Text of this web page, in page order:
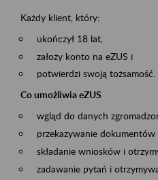
Każdy klient, który:
ukończył 18 lat,
założy konto na eZUS i
potwierdzi swoją tożsamość.
Co umożliwia eZUS
wgląd do danych
przekazywanie
składanie wniosków i
zadawanie pytań i